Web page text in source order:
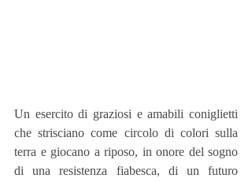
Un esercito di graziosi e amabili coniglietti
che strisciano come circolo di colori sulla
terra e giocano a riposo, in onore del sogno
di una resistenza fiabesca, di un futuro